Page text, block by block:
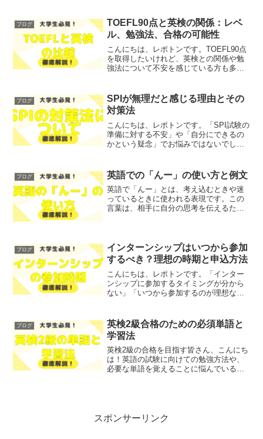
すく解説します！レポトン...
ブログ
TOEFL90点と英検の関係：レベ
ル、勉強法、合格の可能性
こんにちは、レポトンです。TOEFL90点
を取得したいけれど、英検との関係や勉
強法について不安を感じている方も多い
す！レポトンこの記事は次のような人に
おすすめ！T...
ブログ
SPIが無理だと感じる理由とその
対策法
こんにちは、レポトンです。「SPI試験の
準備に対する不安」や「自分にできるの
かという疑念」でお悩みではないでしょ
説します！レポトンこの記事は次のよう
な人におすすめ！...
ブログ 英語での「んー」の使い方と例文
英語で「んー」とは、考え込むときや迷
っているときに使われる表現です。この
言葉は、相手に自分の思考を伝えるため
なすことは意外と難しいか...
ブログ
インターンシップはいつから参加
するべき？理想の時期と申込方法
こんにちは、レポトンです。「インター
ンシップに参加するタイミングが分から
ない」「いつから参加するのが理想なの
べき理想の時期とその申込方法につい
て、わかりやすく解説します...
ブログ
英検2級合格のための必須単語と
学習法
英検2級の合格を目指す皆さん、こんにち
は！英語の試験に向けての勉強方法や、
必要な単語を覚えることに悩んでいる方
スポンサーリンク